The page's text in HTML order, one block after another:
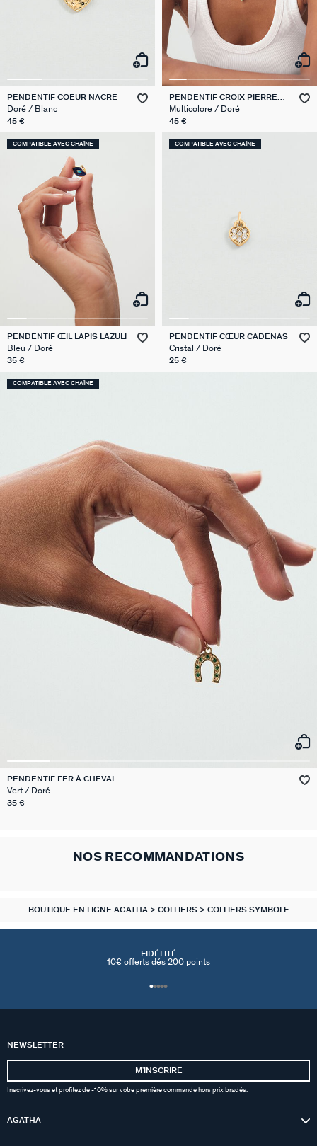
PENDENTIF COEUR NACRE
Doré / Blanc
45 €
PENDENTIF CROIX PIERRES
NATURELLES
Multicolore / Doré
45 €
COMPATIBLE AVEC CHAÎNE
PENDENTIF ŒIL LAPIS LAZULI
Bleu / Doré
35 €
COMPATIBLE AVEC CHAÎNE
PENDENTIF CŒUR CADENAS
Cristal / Doré
25 €
COMPATIBLE AVEC CHAÎNE
PENDENTIF FER À CHEVAL
Vert / Doré
35 €
NOS RECOMMANDATIONS
BOUTIQUE EN LIGNE AGATHA COLLIERS COLLIERS SYMBOLE
FIDÉLITÉ
10€ offerts dés 200 points
NEWSLETTER
MʼINSCRIRE
Inscrivez-vous et profitez de -10% sur votre première commande hors prix bradés.
AGATHA